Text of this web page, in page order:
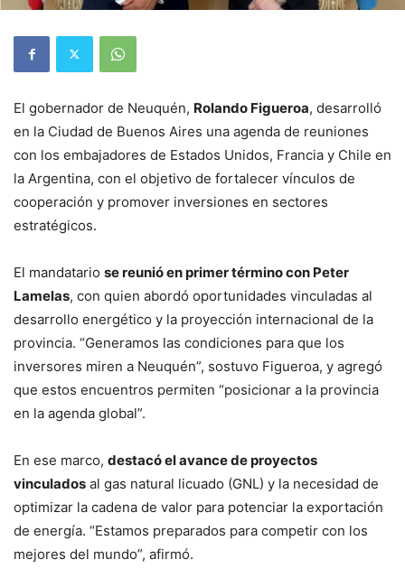
El gobernador de Neuquén, Rolando Figueroa, desarrolló
en la Ciudad de Buenos Aires una agenda de reuniones
con los embajadores de Estados Unidos, Francia y Chile en
la Argentina, con el objetivo de fortalecer vínculos de
cooperación y promover inversiones en sectores
estratégicos.
El mandatario se reunió en primer término con Peter
Lamelas, con quien abordó oportunidades vinculadas al
desarrollo energético y la proyección internacional de la
provincia. “Generamos las condiciones para que los
inversores miren a Neuquén”, sostuvo Figueroa, y agregó
que estos encuentros permiten “posicionar a la provincia
en la agenda global”.
En ese marco, destacó el avance de proyectos
vinculados al gas natural licuado (GNL) y la necesidad de
optimizar la cadena de valor para potenciar la exportación
de energía. “Estamos preparados para competir con los
mejores del mundo”, afirmó.